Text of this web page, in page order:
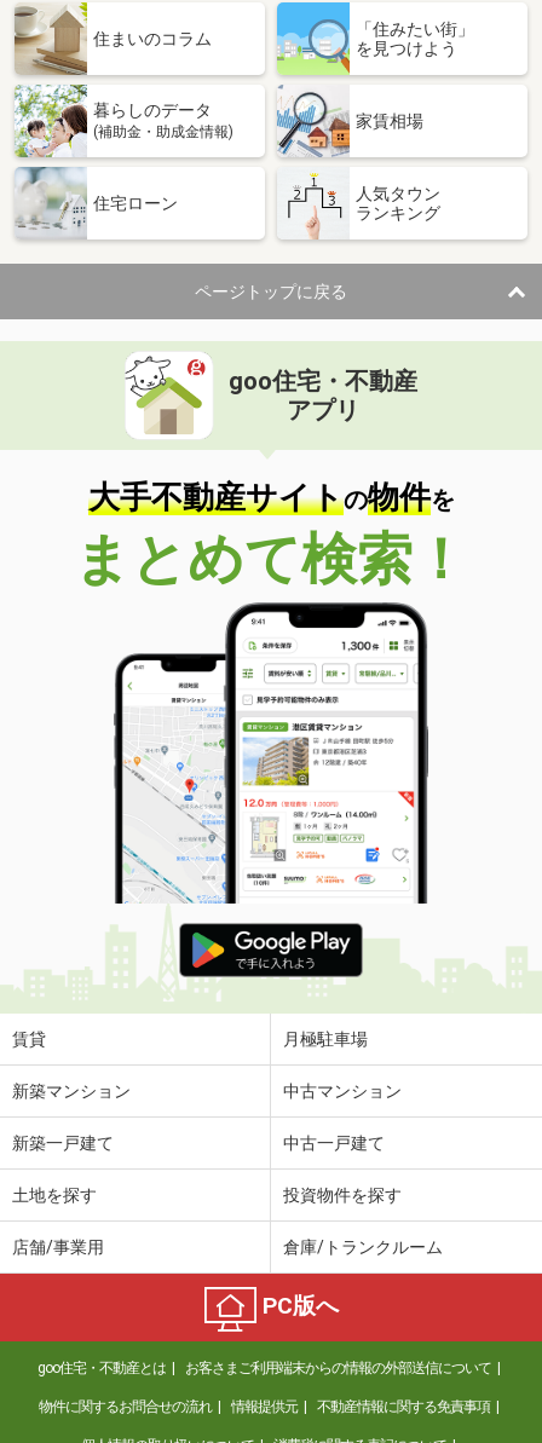
価 格
780万円
大分県大分市新川町１
専有面積 53.46m²
間取り
大分県別府市上人ケ浜
1,000万円
住 所
大分県別府市上人ケ浜
専有面積 75.3m²
間取り
4LDK
大分県別府市上原町
価 格
住 所
大分県別府市上原町
専有面積 61.86m²
間取り
3DK
大分県別府市西野口町
価 格
1,000万円
大分県別府市西野口町
62.48m²
間取り
4DK
大分県大分市花園２丁目
価 格
1,100万円
住 所
大分県大分市花園２丁目
専有面積 72.94m²
間取り
3LDK
住まいのコラム
「住みたい街」
を見つけよう
暮らしのデータ
(補助金・助成金情報)
家賃相場
住宅ローン
人気タウン
ランキング
ページトップに戻る
goo住宅・不動産
アプリ
大手不動産サイトの物件を
まとめて検索！
賃貸 月極駐車場
新築マンション 中古マンション
新築一戸建て 中古一戸建て
土地を探す 投資物件を探す
店舗/事業用 倉庫/トランクルーム
PC版へ
goo住宅・不動産とは お客さまご利用端末からの情報の外部送信について
物件に関するお問合せの流れ 情報提供元 不動産情報に関する免責事項